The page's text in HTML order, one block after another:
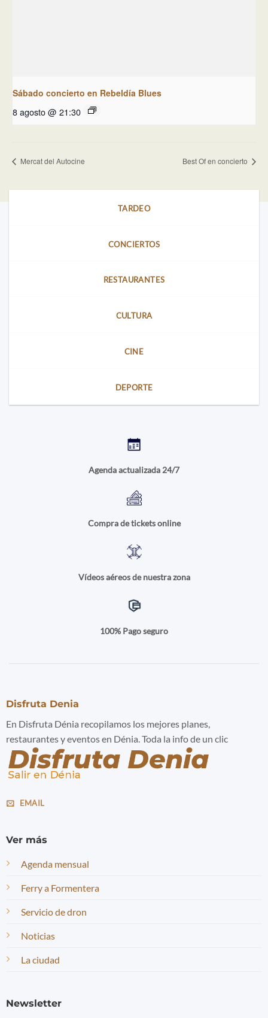
Sábado concierto en Rebeldía Blues
8 agosto @ 21:30
Mercat del Autocine Best Of en concierto
TARDEO
CONCIERTOS
RESTAURANTES
CULTURA
CINE
DEPORTE
Agenda actualizada 24/7
Compra de tickets online
Vídeos aéreos de nuestra zona
100% Pago seguro
Disfruta Denia
En Disfruta Dénia recopilamos los mejores planes,
restaurantes y eventos en Dénia. Toda la info de un clic
EMAIL
Ver más
Agenda mensual
Ferry a Formentera
Servicio de dron
Noticias
La ciudad
Newsletter